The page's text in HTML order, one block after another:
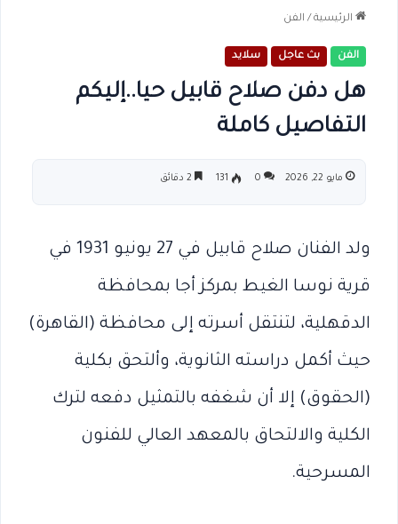
الرئيسية / الفن
الفن بث عاجل سلايد
هل دفن صلاح قابيل حيا..إليكم
التفاصيل كاملة
مايو 22, 2026 0
131
ولد الفنان صلاح قابيل في 27 يونيو 1931 في
قرية نوسا الغيط بمركز أجا بمحافظة
الدقهلية، لتنتقل أسرته إلى محافظة (القاهرة)
حيث أكمل دراسته الثانوية، وألتحق بكلية
(الحقوق) إلا أن شغفه بالتمثيل دفعه لترك
الكلية والالتحاق بالمعهد العالي للفنون
المسرحية.